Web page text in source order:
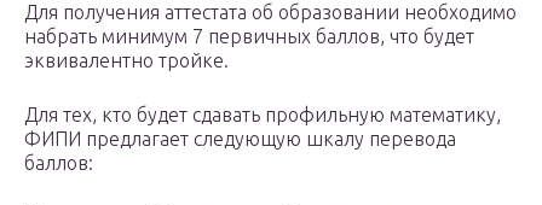
Для получения аттестата об образовании необходимо
набрать минимум 7 первичных баллов, что будет
эквивалентно тройке.
Для тех, кто будет сдавать профильную математику,
ФИПИ предлагает следующую шкалу перевода
баллов: